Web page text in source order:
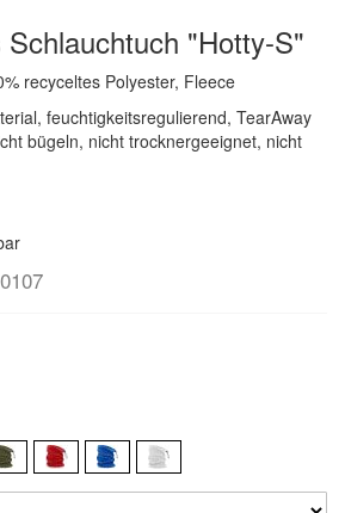
"Hotty-S"
recyceltes Polyester, Fleece
feuchtigkeitsregulierend, TearAway
bügeln, nicht trocknergeeignet, nicht